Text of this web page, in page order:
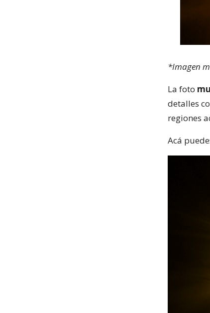
*Imagen
La foto
detalles
regiones
Acá